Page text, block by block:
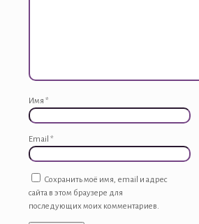
Имя *
Email *
Сохранить моё имя, email и адрес
сайта в этом браузере для
последующих моих комментариев.